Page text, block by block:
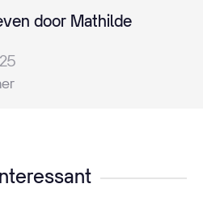
door Mathilde